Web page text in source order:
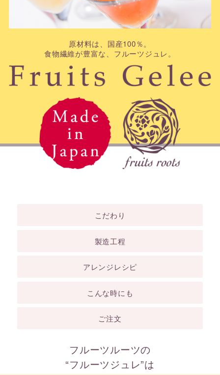
原材料は、国産100％。
食物繊維が豊富な、フルーツジュレ。
こだわり
製造工程
アレンジレシピ
こんな時にも
ご注文
フルーツルーツの
“フルーツジュレ”は